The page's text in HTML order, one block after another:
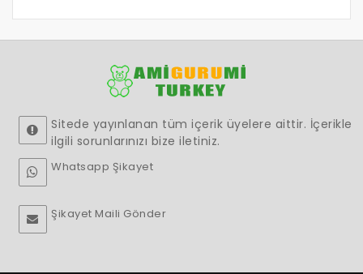
Sitede yayınlanan tüm içerik üyelere aittir. İçerikle
ilgili sorunlarınızı bize iletiniz.
Whatsapp Şikayet
Şikayet Maili Gönder